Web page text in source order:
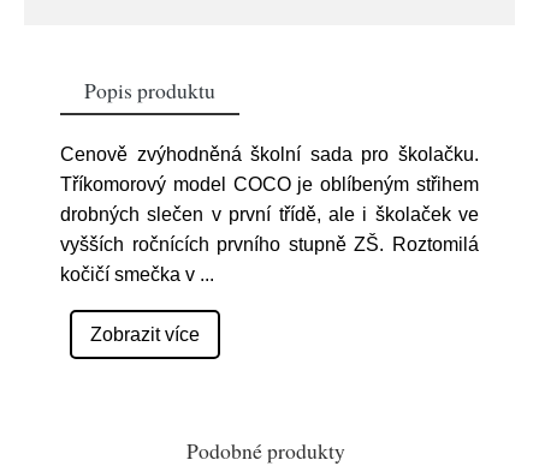
Popis produktu
Cenově zvýhodněná školní sada pro školačku.
Tříkomorový model COCO je oblíbeným střihem
drobných slečen v první třídě, ale i školaček ve
vyšších ročnících prvního stupně ZŠ. Roztomilá
kočičí smečka v ...
Zobrazit více
Podobné produkty